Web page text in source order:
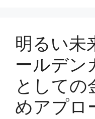
明るい未
ールデン
としての
めアプロ